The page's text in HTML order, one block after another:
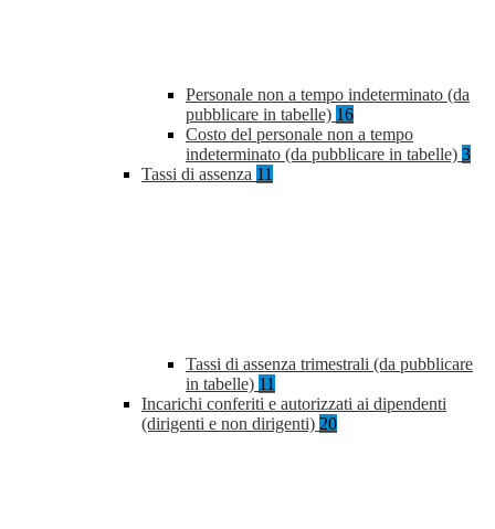
Personale non a tempo indeterminato (da
pubblicare in tabelle) 16
Costo del personale non a tempo
indeterminato (da pubblicare in tabelle) 3
Tassi di assenza 11
Tassi di assenza trimestrali (da pubblicare
in tabelle) 11
Incarichi conferiti e autorizzati ai dipendenti
(dirigenti e non dirigenti) 20